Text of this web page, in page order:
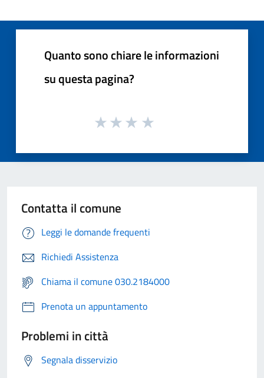
Quanto sono chiare le informazioni
su questa pagina?
Contatta il comune
Leggi le domande frequenti
Richiedi Assistenza
Chiama il comune 030.2184000
Prenota un appuntamento
Problemi in città
Segnala disservizio